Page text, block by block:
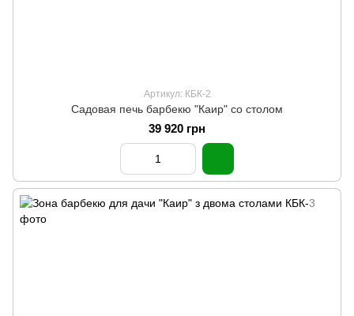
Артикул: КБК-2
Садовая печь барбекю "Каир" со столом
39 920 грн